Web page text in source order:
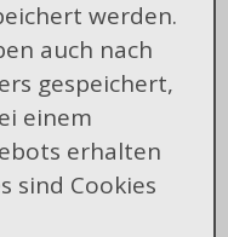
werden.
auch nach
gespeichert,
einem
erhalten
sind Cookies